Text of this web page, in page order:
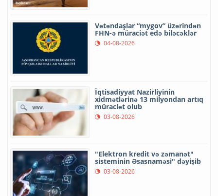
Vətəndaşlar “mygov” üzərindən
FHN-ə müraciət edə biləcəklər
04-08-2026
İqtisadiyyat Nazirliyinin
xidmətlərinə 13 milyondan artıq
müraciət olub
03-08-2026
"Elektron kredit və zəmanət"
sisteminin Əsasnaməsi" dəyişib
03-08-2026